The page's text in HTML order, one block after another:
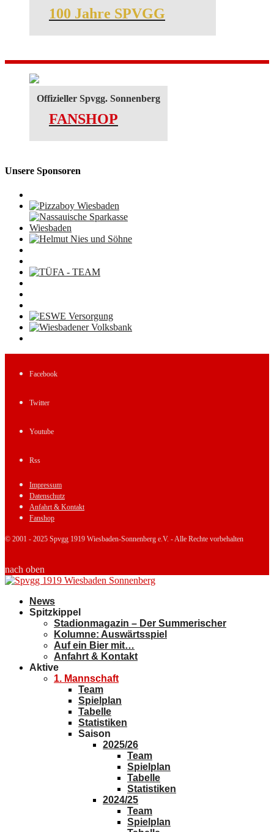
100 Jahre SPVGG
Offizieller Spvgg. Sonnenberg
FANSHOP
Unsere Sponsoren
Facebook
Twitter
Youtube
Rss
Impressum
Datenschutz
Anfahrt & Kontakt
Fanshop
© 2001 - 2025 Spvgg 1919 Wiesbaden-Sonnenberg e.V. - Alle Rechte vorbehalten
nach oben
News
Spitzkippel
Stadionmagazin – Der Summerischer
Kolumne: Auswärtsspiel
Auf ein Bier mit…
Anfahrt & Kontakt
Aktive
1. Mannschaft
Team
Spielplan
Tabelle
Statistiken
Saison
2025/26
Team
Spielplan
Tabelle
Statistiken
2024/25
Team
Spielplan